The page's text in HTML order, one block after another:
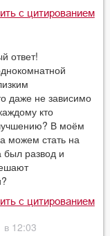
с цитированием
ответ!
даже не зависимо
кто
В моём
можем стать на
был развод и
с цитированием
в 12:03